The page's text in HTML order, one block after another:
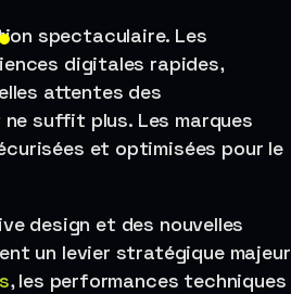
spectaculaire. Les
digitales rapides,
attentes des
suffit plus. Les marques
et optimisées pour le
design et des nouvelles
un levier stratégique majeur
, les performances techniques